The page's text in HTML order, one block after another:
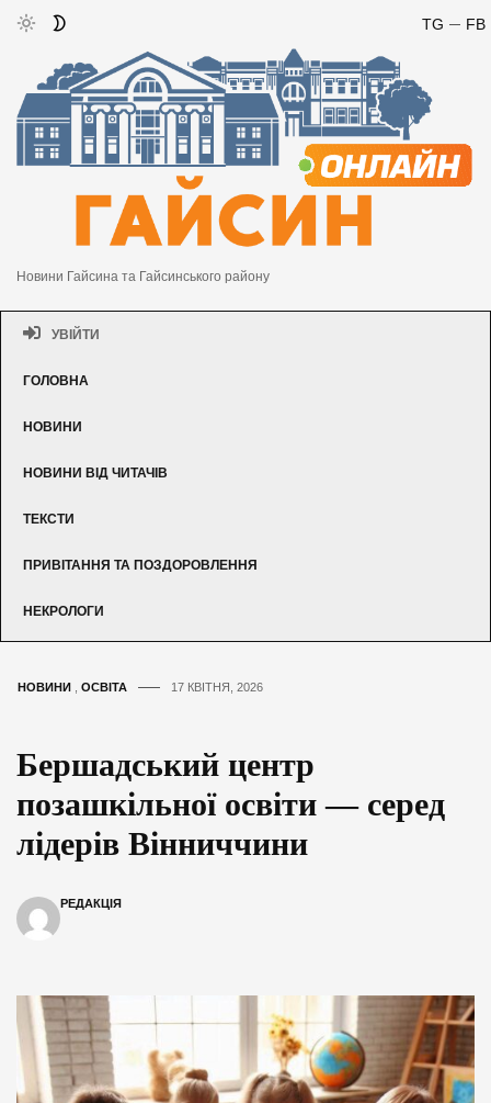
FB
TG
Новини Гайсина та Гайсинського району
УВІЙТИ
ГОЛОВНА
НОВИНИ
НОВИНИ ВІД ЧИТАЧІВ
ТЕКСТИ
ПРИВІТАННЯ ТА ПОЗДОРОВЛЕННЯ
НЕКРОЛОГИ
НОВИНИ ОСВІТА 17 КВІТНЯ, 2026
Бершадський центр
позашкільної освіти — серед
лідерів Вінниччини
РЕДАКЦІЯ